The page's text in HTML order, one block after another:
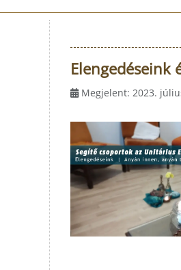
Elengedéseink
Megjelent: 2023.